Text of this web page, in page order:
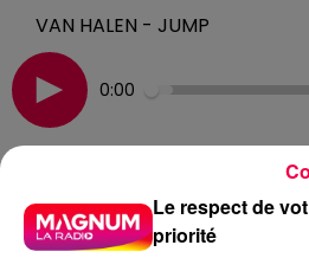
VAN HALEN - JUMP
0:00
UN JOUR UNE CHANSON
Le respect de
priorité